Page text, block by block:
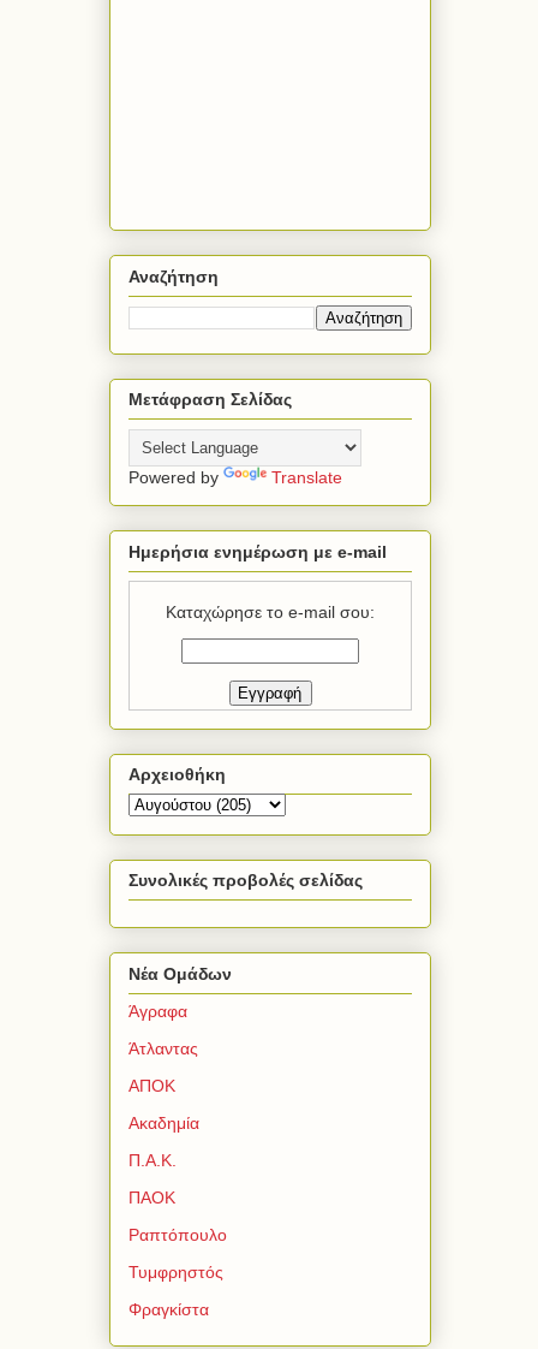
Αναζήτηση
Μετάφραση Σελίδας
Powered by Translate
Ημερήσια ενημέρωση με e-mail
Καταχώρησε το e-mail σου:
Αρχειοθήκη
Συνολικές προβολές σελίδας
Νέα Ομάδων
Άγραφα
Άτλαντας
ΑΠΟΚ
Ακαδημία
Π.Α.Κ.
ΠΑΟΚ
Ραπτόπουλο
Τυμφρηστός
Φραγκίστα